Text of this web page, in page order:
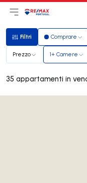
Apri il menu
LogoVai alla
Filtri
Filtri Comprare
Prezzo 1+ Camere